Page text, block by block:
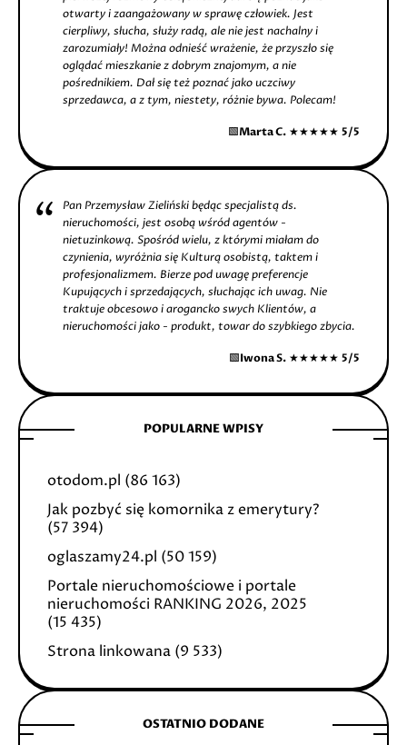
otwarty i zaangażowany w sprawę człowiek. Jest
cierpliwy, słucha, służy radą, ale nie jest nachalny i
zarozumiały! Można odnieść wrażenie, że przyszło się
oglądać mieszkanie z dobrym znajomym, a nie
pośrednikiem. Dał się też poznać jako uczciwy
sprzedawca, a z tym, niestety, różnie bywa. Polecam!
🟩Marta C. ★★★★★ 5/5
Pan Przemysław Zieliński będąc specjalistą ds.
nieruchomości, jest osobą wśród agentów -
nietuzinkową. Spośród wielu, z którymi miałam do
czynienia, wyróżnia się Kulturą osobistą, taktem i
profesjonalizmem. Bierze pod uwagę preferencje
Kupujących i sprzedających, słuchając ich uwag. Nie
traktuje obcesowo i arogancko swych Klientów, a
nieruchomości jako - produkt, towar do szybkiego zbycia.
🟩Iwona S. ★★★★★ 5/5
POPULARNE WPISY
otodom.pl (86 163)
Jak pozbyć się komornika z emerytury?
(57 394)
oglaszamy24.pl (50 159)
Portale nieruchomościowe i portale
nieruchomości RANKING 2026, 2025
(15 435)
Strona linkowana (9 533)
OSTATNIO DODANE